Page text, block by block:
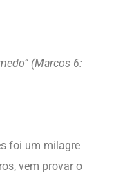
(Marcos 6:
foi um milagre
vem provar o